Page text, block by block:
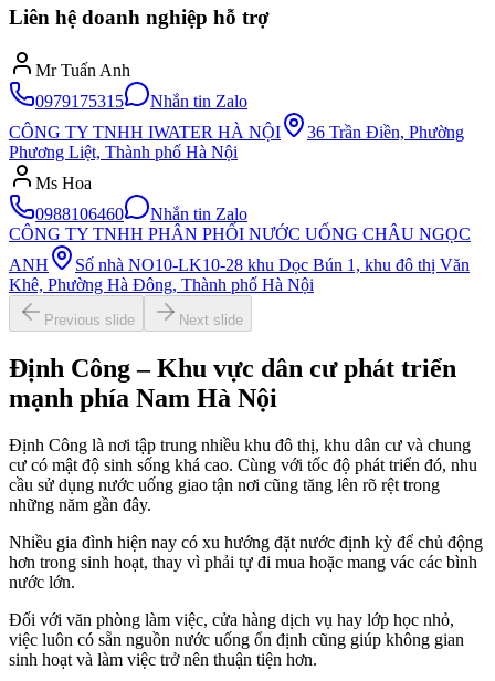
Liên hệ doanh nghiệp hỗ trợ
Mr Tuấn Anh
0979175315
Nhắn tin Zalo
CÔNG TY TNHH IWATER HÀ NỘI
36 Trần Điền, Phường
Phương Liệt, Thành phố Hà Nội
Ms Hoa
0988106460
Nhắn tin Zalo
CÔNG TY TNHH PHÂN PHỐI NƯỚC UỐNG CHÂU NGỌC
ANH
Số nhà NO10-LK10-28 khu Dọc Bún 1, khu đô thị Văn
Khê, Phường Hà Đông, Thành phố Hà Nội
Previous slide Next slide
Định Công – Khu vực dân cư phát triển
mạnh phía Nam Hà Nội
Định Công là nơi tập trung nhiều khu đô thị, khu dân cư và chung
cư có mật độ sinh sống khá cao. Cùng với tốc độ phát triển đó, nhu
cầu sử dụng nước uống giao tận nơi cũng tăng lên rõ rệt trong
những năm gần đây.
Nhiều gia đình hiện nay có xu hướng đặt nước định kỳ để chủ động
hơn trong sinh hoạt, thay vì phải tự đi mua hoặc mang vác các bình
nước lớn.
Đối với văn phòng làm việc, cửa hàng dịch vụ hay lớp học nhỏ,
việc luôn có sẵn nguồn nước uống ổn định cũng giúp không gian
sinh hoạt và làm việc trở nên thuận tiện hơn.